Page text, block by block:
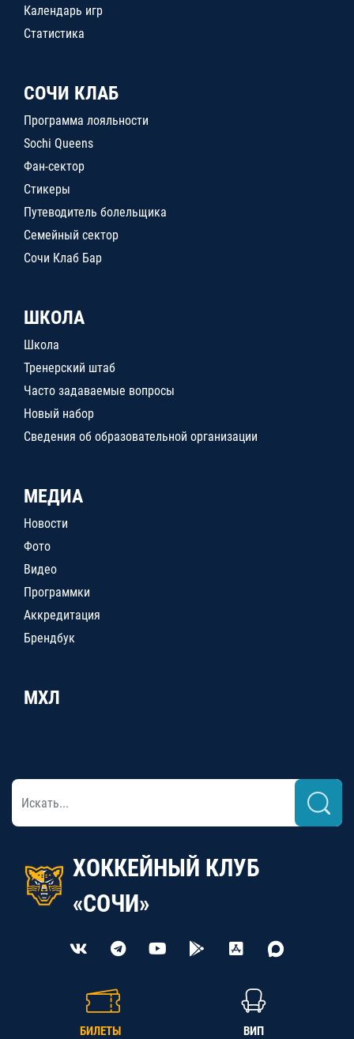
Календарь игр
Статистика
СОЧИ КЛАБ
Программа лояльности
Sochi Queens
Фан-сектор
Стикеры
Путеводитель болельщика
Семейный сектор
Сочи Клаб Бар
ШКОЛА
Школа
Тренерский штаб
Часто задаваемые вопросы
Новый набор
Сведения об образовательной организации
МЕДИА
Новости
Фото
Видео
Программки
Аккредитация
Брендбук
МХЛ
ХОККЕЙНЫЙ КЛУБ
«СОЧИ»
БИЛЕТЫ ВИП